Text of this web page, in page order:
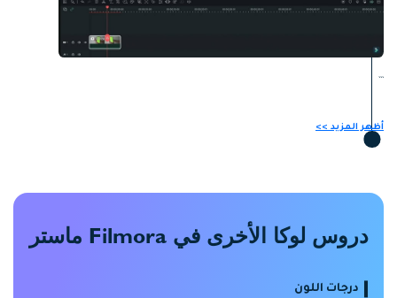
أظهر المزيد >>
دروس لوكا الأخرى في Filmora ماستر
درجات اللون